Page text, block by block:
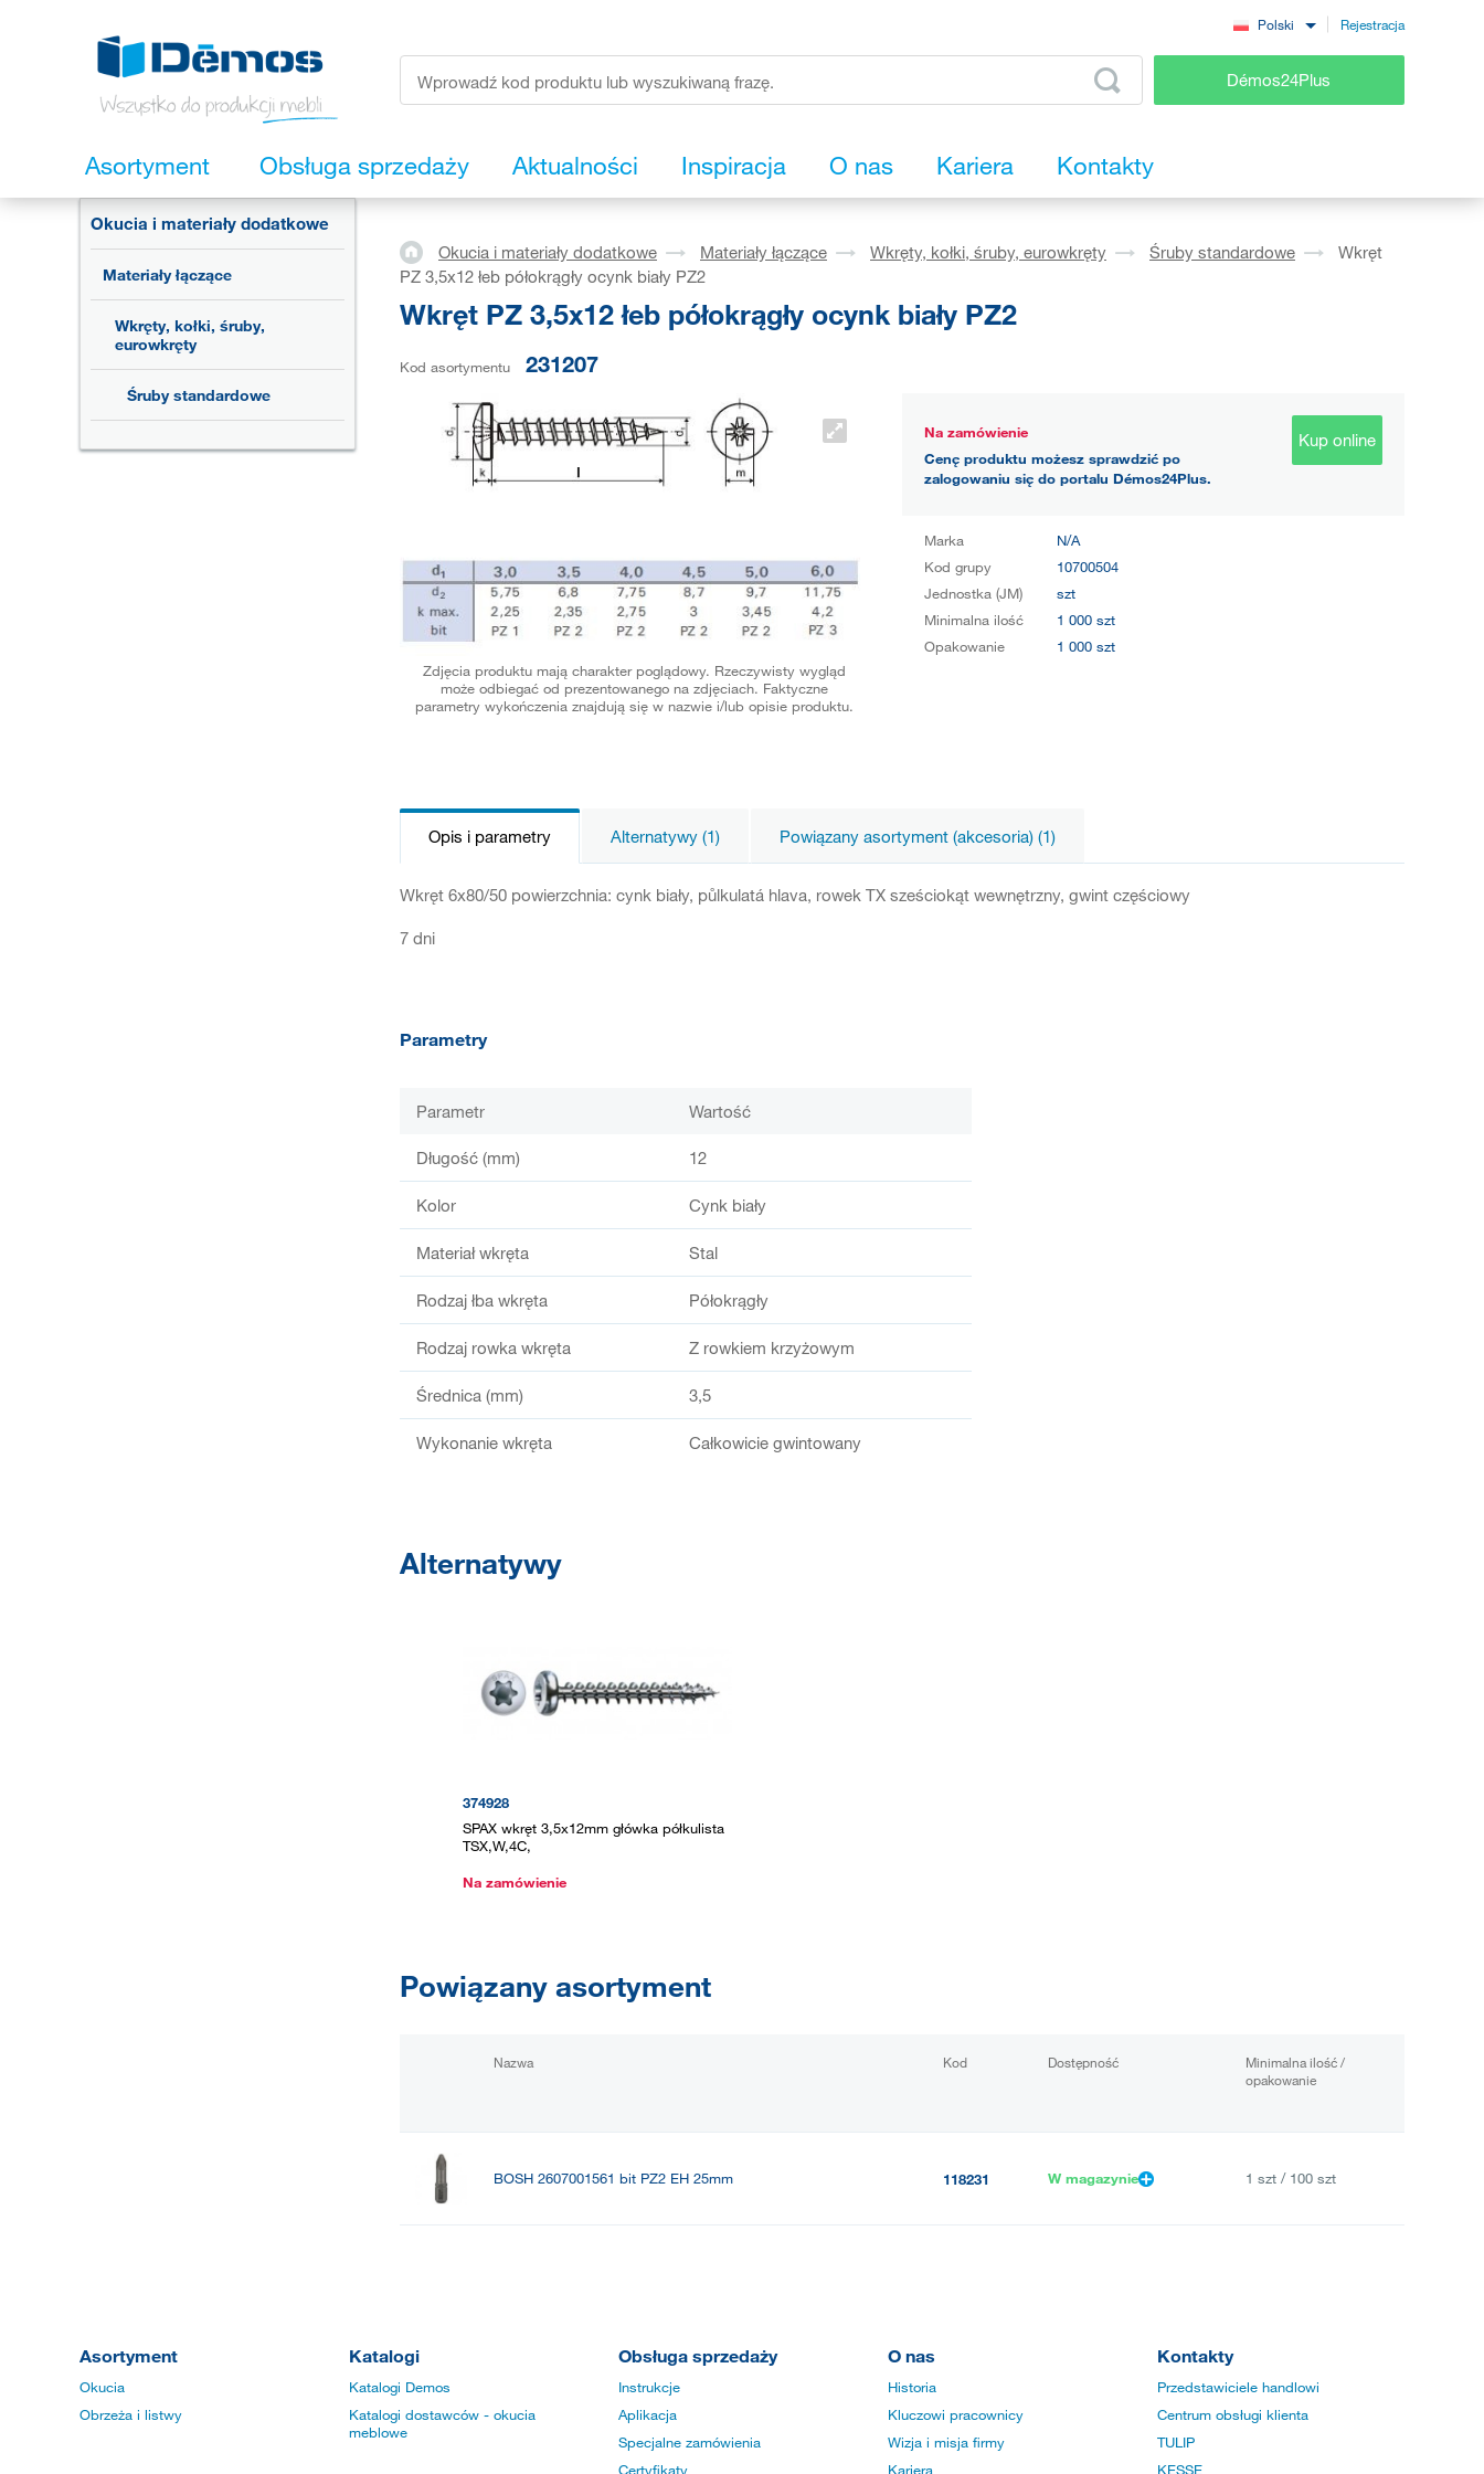
Polski Rejestracja
Démos24Plus
Asortyment Obsługa sprzedaży Aktualności Inspiracja O nas Kariera Kontakty
Okucia i materiały dodatkowe
Materiały łączące
Wkręty, kołki, śruby,
eurowkręty
Śruby standardowe
Okucia i materiały dodatkowe Materiały łączące Wkręty, kołki, śruby, eurowkręty Śruby standardowe
Wkręt
PZ 3,5x12 łeb półokrągły ocynk biały PZ2
Wkręt PZ 3,5x12 łeb półokrągły ocynk biały PZ2
Kod asortymentu 231207
Zdjęcia produktu mają charakter poglądowy. Rzeczywisty wygląd
może odbiegać od prezentowanego na zdjęciach. Faktyczne
parametry wykończenia znajdują się w nazwie i/lub opisie produktu.
Na zamówienie
Cenę produktu możesz sprawdzić po
zalogowaniu się do portalu Démos24Plus.
Kup online
Marka
N/A
Kod grupy
10700504
Jednostka (JM)
szt
Minimalna ilość
1 000 szt
Opakowanie
1 000 szt
Opis i parametry Alternatywy (1) Powiązany asortyment (akcesoria) (1)
Wkręt 6x80/50 powierzchnia: cynk biały, půlkulatá hlava, rowek TX sześciokąt wewnętrzny, gwint częściowy
7 dni
Parametry
Parametr Wartość
Długość (mm) 12
Kolor Cynk biały
Materiał wkręta Stal
Rodzaj łba wkręta Półokrągły
Rodzaj rowka wkręta Z rowkiem krzyżowym
Średnica (mm) 3,5
Wykonanie wkręta Całkowicie gwintowany
Alternatywy
374928
SPAX wkręt 3,5x12mm główka półkulista
TSX,W,4C,
Na zamówienie
Powiązany asortyment
Nazwa Kod Dostępność
Minimalna ilość /
opakowanie
BOSH 2607001561 bit PZ2 EH 25mm 118231 W magazynie 1 szt / 100 szt
Asortyment
Okucia
Obrzeża i listwy
Katalogi
Katalogi Demos
Katalogi dostawców - okucia
meblowe
Obsługa sprzedaży
Instrukcje
Aplikacja
Specjalne zamówienia
Certyfikaty
O nas
Historia
Kluczowi pracownicy
Wizja i misja firmy
Kariera
Kontakty
Przedstawiciele handlowi
Centrum obsługi klienta
TULIP
KESSE